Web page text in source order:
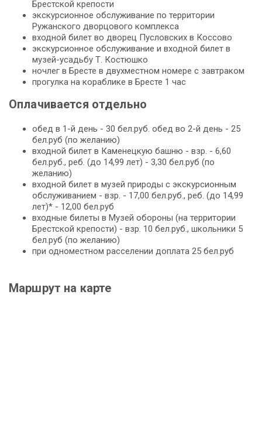
Брестской крепости
экскурсионное обслуживание по территории
Ружанского дворцового комплекса
входной билет во дворец Пусловских в Коссово
экскурсионное обслуживание и входной билет в
музей-усадьбу Т. Костюшко
ночлег в Бресте в двухместном номере с завтраком
прогулка на кораблике в Бресте 1 час
Оплачивается отдельно
обед в 1-й день - 30 бел.руб. обед во 2-й день - 25
бел.руб (по желанию)
входной билет в Каменецкую башню - взр. - 6,60
бел.руб., реб. (до 14,99 лет) - 3,30 бел.руб (по
желанию)
входной билет в музей природы с экскурсионным
обслуживанием - взр. - 17,00 бел.руб., реб. (до 14,99
лет)* - 12,00 бел.руб
входные билеты в Музей обороны (на территории
Брестской крепости) - взр. 10 бел.руб., школьники 5
бел.руб (по желанию)
при одноместном расселении доплата 25 бел.руб
Маршрут на карте